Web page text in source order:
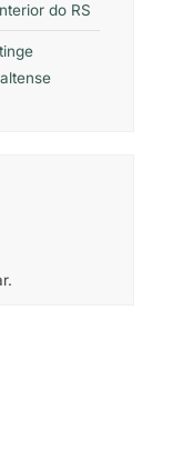
do RS